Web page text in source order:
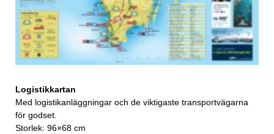
Logistikkartan
Med logistikanläggningar och de viktigaste transportvägarna
för godset.
Storlek: 96×68 cm